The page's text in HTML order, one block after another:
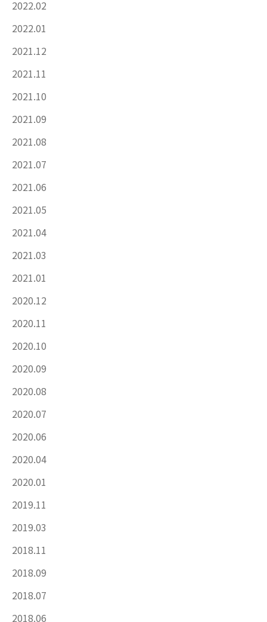
2022.02
2022.01
2021.12
2021.11
2021.10
2021.09
2021.08
2021.07
2021.06
2021.05
2021.04
2021.03
2021.01
2020.12
2020.11
2020.10
2020.09
2020.08
2020.07
2020.06
2020.04
2020.01
2019.11
2019.03
2018.11
2018.09
2018.07
2018.06